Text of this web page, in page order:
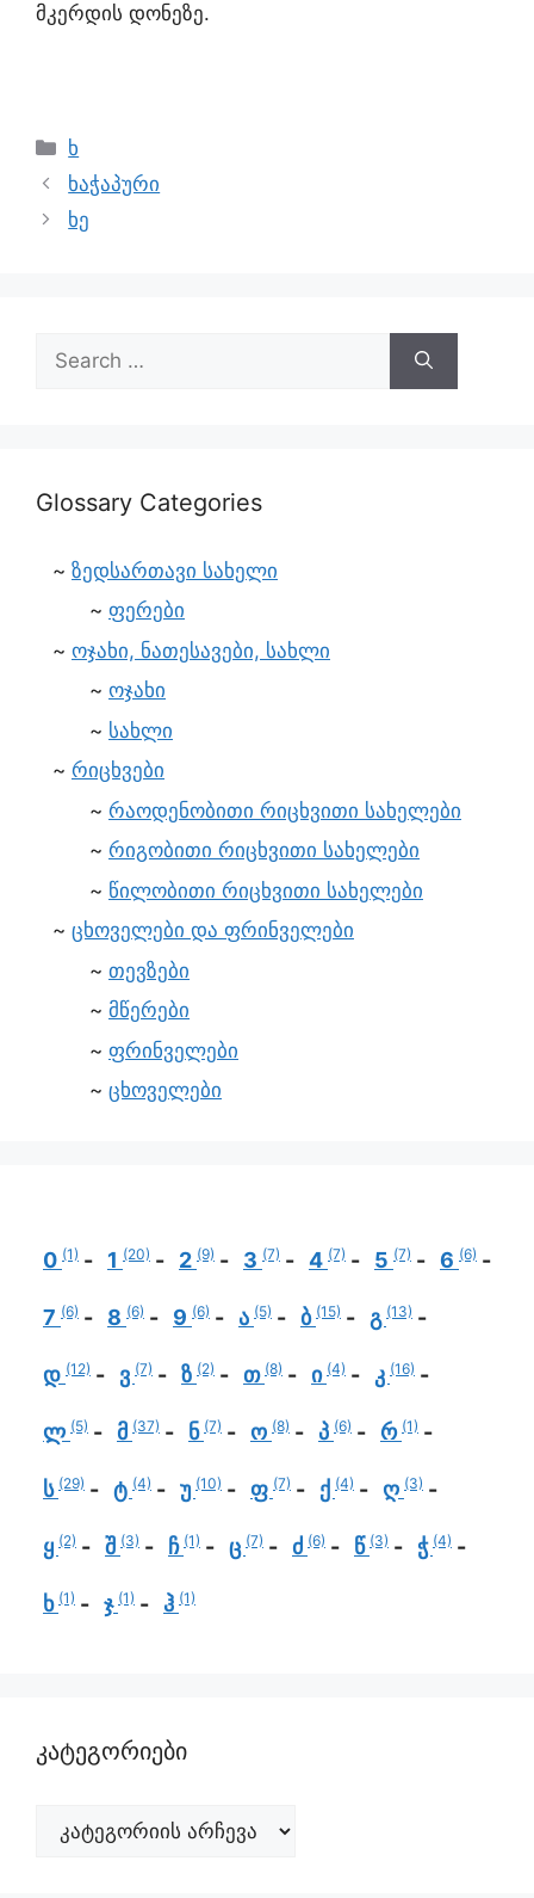
მკერდის დონეზე.
ხ
ხაჭაპური
ხე
Glossary Categories
ზედსართავი სახელი
ფერები
ოჯახი, ნათესავები, სახლი
ოჯახი
სახლი
რიცხვები
რაოდენობითი რიცხვითი სახელები
რიგობითი რიცხვითი სახელები
წილობითი რიცხვითი სახელები
ცხოველები და ფრინველები
თევზები
მწერები
ფრინველები
ცხოველები
0 (1) 1 (20) 2 (9) 3 (7) 4 (7) 5 (7) 6 (6)
7 (6) 8 (6) 9 (6) ა (5) ბ (15) გ (13)
დ (12) ვ (7) ზ (2) თ (8) ი (4) კ (16)
ლ (5) მ (37) ნ (7) ო (8) პ (6) რ (1)
ს (29) ტ (4) უ (10) ფ (7) ქ (4) ღ (3)
ყ (2) შ (3) ჩ (1) ც (7) ძ (6) წ (3) ჭ (4)
ხ (1) ჯ (1) ჰ (1)
კატეგორიები